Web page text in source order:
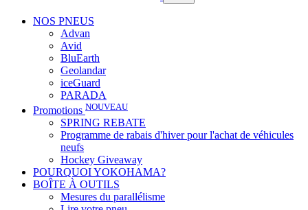
NOS PNEUS
Advan
Avid
BluEarth
Geolandar
iceGuard
PARADA
Promotions NOUVEAU
SPRING REBATE
Programme de rabais d'hiver pour l'achat de véhicules
neufs
Hockey Giveaway
POURQUOI YOKOHAMA?
BOÎTE À OUTILS
Mesures du parallélisme